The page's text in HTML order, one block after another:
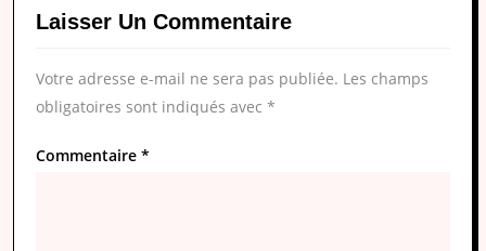
Laisser Un Commentaire
Votre adresse e-mail ne sera pas publiée. Les champs
obligatoires sont indiqués avec *
Commentaire *